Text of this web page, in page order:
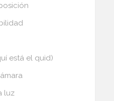
está el quid)
luz